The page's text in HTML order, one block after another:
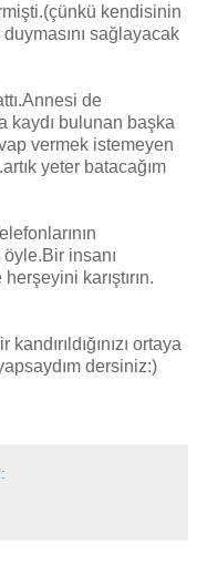
kendisinin
sağlayacak
de
kaydı bulunan başka
vermek istemeyen
yeter batacağım
öyle.Bir insanı
karıştırın.
ortaya
dersiniz:)